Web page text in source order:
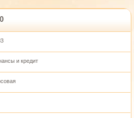
и кредит